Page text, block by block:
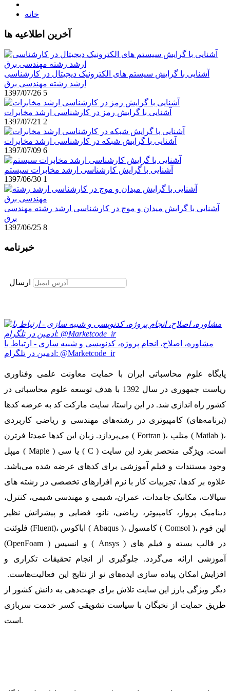
خانه
آخرین اطلاعیه ها
آشنایی با گرایش سیستم های الکترونیک دیجیتال در کارشناسی
ارشد رشته مهندسی برق
1397/07/26 5
آشنایی با گرایش رمز در کارشناسی ارشد مخابرات
1397/07/21 2
آشنایی با گرایش شبکه در کارشناسی ارشد مخابرات
1397/07/09 6
آشنایی با گرایش کارشناسی ارشد مخابرات سیستم
1397/06/30 1
آشنایی با گرایش میدان و موج در کارشناسی ارشد رشته مهندسی
برق
1397/06/25 8
خبرنامه
ارسال
مشاوره، اصلاح، انجام پروژه، کدنویسی و شبیه سازی - ارتباط با
ادمین در تلگرام: @Marketcode_ir
پایگاه علوم محاسباتی ایران با حمایت معاونت علمی وفناوری
ریاست جمهوری در سال 1392 با هدف توسعه علوم محاسباتی در
کشور راه اندازی شد. در این راستا، سایت مارکت کد به عرضه کدها
(برنامه‌های) کامپیوتری در رشته‌های مهندسی و ریاضی کاربردی
می‌پردازد. زبان این کدها عمدتا فرترن ( Fortran )، متلب ( Matlab )،
میپل ( Maple ) یا سی ( C ) است. ویژگی منحصر بفرد این سایت
وجود مستندات و فیلم آموزشی برای کدهای عرضه شده می‌باشد.
علاوه بر کدها، تجربیات کار با نرم افزارهای تخصصی در رشته های
سیالات، مکانیک جامدات، عمران، شیمی و مهندسی شیمی، کنترل،
دینامیک پرواز، کامپیوتر، ریاضی، نانو، فضایی و پیشرانش نظیر
فلوئنت (Fluent)، اباکوس ( Abaqus )، کامسول ( Comsol )، اپن فوم
(OpenFoam ) و انسیس ( Ansys ) در قالب بسته‌ و فیلم های
آموزشی ارائه می‌گردد. جلوگیری از انجام تحقیقات تکراری و
افزایش امکان پیاده سازی ایده‌های نو از نتایج این فعالیت‌هاست.
دیگر ویژگی بارز این سایت تلاش برای جهت‌دهی به دانش کشور از
طریق حمایت از نخبگان با سیاست تشویقی کسر خدمت سربازی
است.